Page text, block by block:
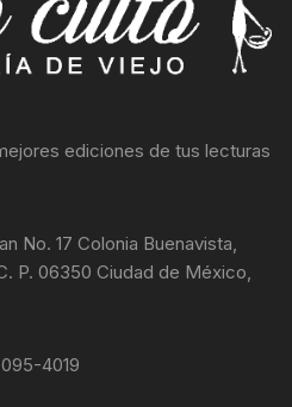
ediciones de tus lecturas
No. 17 Colonia Buenavista,
P. 06350 Ciudad de México,
4019